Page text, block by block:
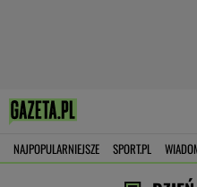
NAJPOPULARNIEJSZE SPORT.PL